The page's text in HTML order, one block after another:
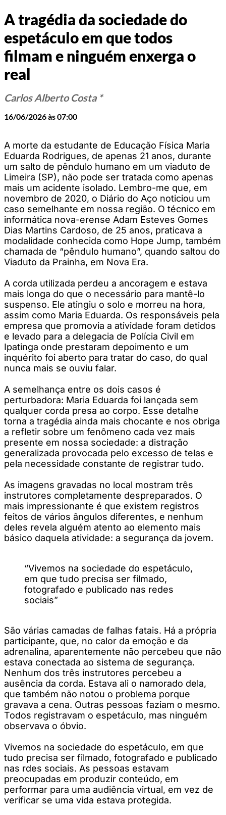
A tragédia da sociedade do
espetáculo em que todos
filmam e ninguém enxerga o
real
Carlos Alberto Costa *
16/06/2026 às 07:00
A morte da estudante de Educação Física Maria
Eduarda Rodrigues, de apenas 21 anos, durante
um salto de pêndulo humano em um viaduto de
Limeira (SP), não pode ser tratada como apenas
mais um acidente isolado. Lembro-me que, em
novembro de 2020, o Diário do Aço noticiou um
caso semelhante em nossa região. O técnico em
informática nova-erense Adam Esteves Gomes
Dias Martins Cardoso, de 25 anos, praticava a
modalidade conhecida como Hope Jump, também
chamada de “pêndulo humano”, quando saltou do
Viaduto da Prainha, em Nova Era.
A corda utilizada perdeu a ancoragem e estava
mais longa do que o necessário para mantê-lo
suspenso. Ele atingiu o solo e morreu na hora,
assim como Maria Eduarda. Os responsáveis pela
empresa que promovia a atividade foram detidos
e levado para a delegacia de Polícia Civil em
Ipatinga onde prestaram depoimento e um
inquérito foi aberto para tratar do caso, do qual
nunca mais se ouviu falar.
A semelhança entre os dois casos é
perturbadora: Maria Eduarda foi lançada sem
qualquer corda presa ao corpo. Esse detalhe
torna a tragédia ainda mais chocante e nos obriga
a refletir sobre um fenômeno cada vez mais
presente em nossa sociedade: a distração
generalizada provocada pelo excesso de telas e
pela necessidade constante de registrar tudo.
As imagens gravadas no local mostram três
instrutores completamente despreparados. O
mais impressionante é que existem registros
feitos de vários ângulos diferentes, e nenhum
deles revela alguém atento ao elemento mais
básico daquela atividade: a segurança da jovem.
“Vivemos na sociedade do espetáculo,
em que tudo precisa ser filmado,
fotografado e publicado nas redes
sociais”
São várias camadas de falhas fatais. Há a própria
participante, que, no calor da emoção e da
adrenalina, aparentemente não percebeu que não
estava conectada ao sistema de segurança.
Nenhum dos três instrutores percebeu a
ausência da corda. Estava ali o namorado dela,
que também não notou o problema porque
gravava a cena. Outras pessoas faziam o mesmo.
Todos registravam o espetáculo, mas ninguém
observava o óbvio.
Vivemos na sociedade do espetáculo, em que
tudo precisa ser filmado, fotografado e publicado
nas rdes sociais. As pessoas estavam
preocupadas em produzir conteúdo, em
performar para uma audiência virtual, em vez de
verificar se uma vida estava protegida.